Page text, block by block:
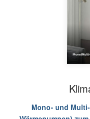
Mono- und